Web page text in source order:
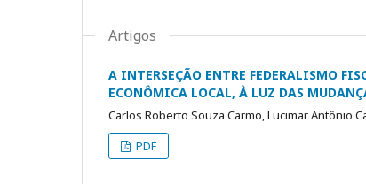
Artigos
A INTERSEÇÃO ENTRE FEDERALISMO
ECONÔMICA LOCAL, À LUZ DAS
Carlos Roberto Souza Carmo, Lucimar Antônio
PDF